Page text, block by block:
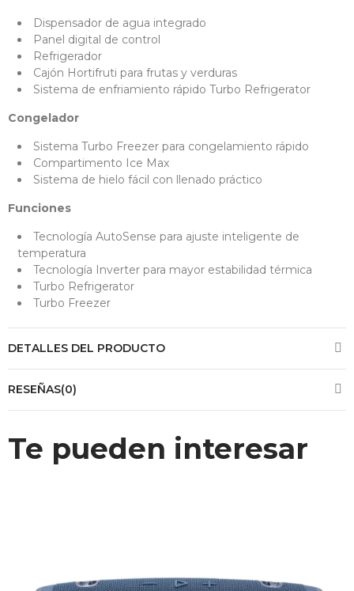
Dispensador de agua integrado
Panel digital de control
Refrigerador
Cajón Hortifruti para frutas y verduras
Sistema de enfriamiento rápido Turbo Refrigerator
Congelador
Sistema Turbo Freezer para congelamiento rápido
Compartimento Ice Max
Sistema de hielo fácil con llenado práctico
Funciones
Tecnología AutoSense para ajuste inteligente de
temperatura
Tecnología Inverter para mayor estabilidad térmica
Turbo Refrigerator
Turbo Freezer
DETALLES DEL PRODUCTO
RESEÑAS(0)
Te pueden interesar